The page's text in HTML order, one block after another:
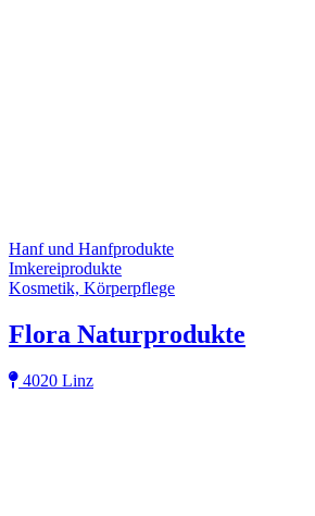
Hanf und Hanfprodukte
Imkereiprodukte
Kosmetik, Körperpflege
Flora Naturprodukte
4020 Linz